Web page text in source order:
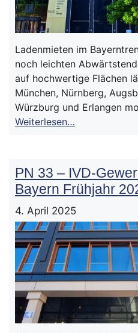
Ladenmieten im
noch leichten
auf hochwertige Flächen
München, Nürnberg,
Würzburg und Erlangen
Weiterlesen…
PN 33 – IVD-
Bayern Frühjahr
4. April 2025